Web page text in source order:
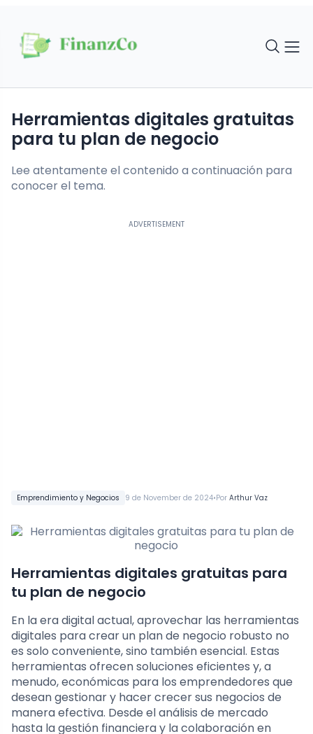
Emprendimiento y Negocios 9 de November de 2024•Por Arthur Vaz
Herramientas digitales gratuitas
para tu plan de negocio
Lee atentamente el contenido a continuación para
conocer el tema.
ADVERTISEMENT
Herramientas digitales gratuitas para
tu plan de negocio
En la era digital actual, aprovechar las herramientas
digitales para crear un plan de negocio robusto no
es solo conveniente, sino también esencial. Estas
herramientas ofrecen soluciones eficientes y, a
menudo, económicas para los emprendedores que
desean gestionar y hacer crecer sus negocios de
manera efectiva. Desde el análisis de mercado
hasta la gestión financiera y la colaboración en